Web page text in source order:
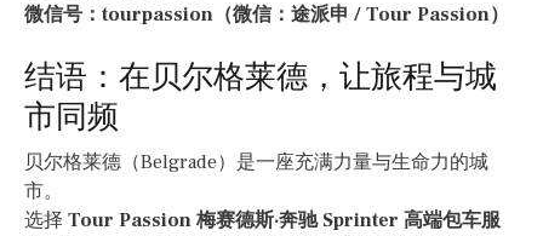
微信号：tourpassion（微信：途派申 / Tour Passion）
结语：在贝尔格莱德，让旅程与城
市同频
贝尔格莱德（Belgrade）是一座充满力量与生命力的城
市。
选择 Tour Passion 梅赛德斯·奔驰 Sprinter 高端包车服